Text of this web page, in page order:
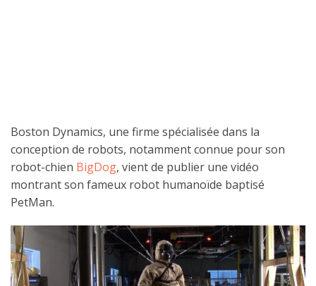
Boston Dynamics, une firme spécialisée dans la
conception de robots, notamment connue pour son
robot-chien BigDog, vient de publier une vidéo
montrant son fameux robot humanoïde baptisé
PetMan.